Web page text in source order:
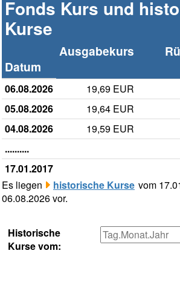
Fonds Kurs und
Kurse
Datum
Ausgabekurs
06.08.2026 19,69 EUR
05.08.2026
19,64 EUR
04.08.2026
19,59 EUR
..........
17.01.2017
Es liegen
historische Kurse vom
06.08.2026 vor.
Historische
Kurse vom: